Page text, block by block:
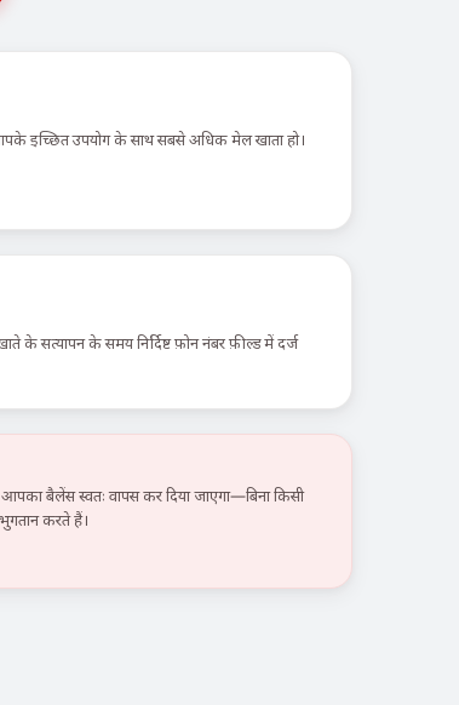
इच्छित उपयोग के साथ सबसे अधिक मेल खाता हो।
के सत्यापन के समय निर्दिष्ट फ़ोन नंबर फ़ील्ड में दर्ज
बैलेंस स्वतः वापस कर दिया जाएगा—बिना किसी
करते हैं।